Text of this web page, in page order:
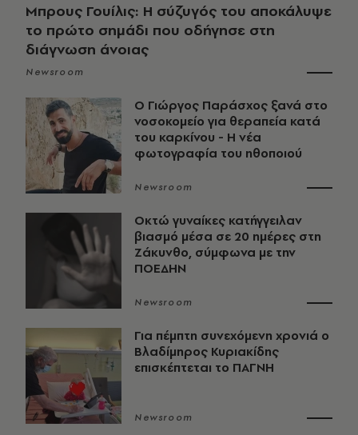
Μπρους Γουίλις: Η σύζυγός του αποκάλυψε
το πρώτο σημάδι που οδήγησε στη
διάγνωση άνοιας
Newsroom
O Γιώργος Παράσχος ξανά στο
νοσοκομείο για θεραπεία κατά
του καρκίνου - Η νέα
φωτογραφία του ηθοποιού
Newsroom
Οκτώ γυναίκες κατήγγειλαν
βιασμό μέσα σε 20 ημέρες στη
Ζάκυνθο, σύμφωνα με την
ΠΟΕΔΗΝ
Newsroom
Για πέμπτη συνεχόμενη χρονιά ο
Βλαδίμηρος Κυριακίδης
επισκέπτεται το ΠΑΓΝΗ
Newsroom